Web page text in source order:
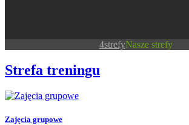
4strefyNasze strefy
Strefa treningu
Zajęcia grupowe